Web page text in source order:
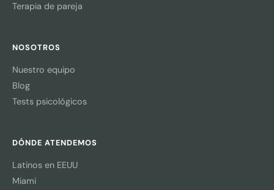
Terapia de pareja
NOSOTROS
Nuestro equipo
Blog
Tests psicológicos
DÓNDE ATENDEMOS
Latinos en EEUU
Miami